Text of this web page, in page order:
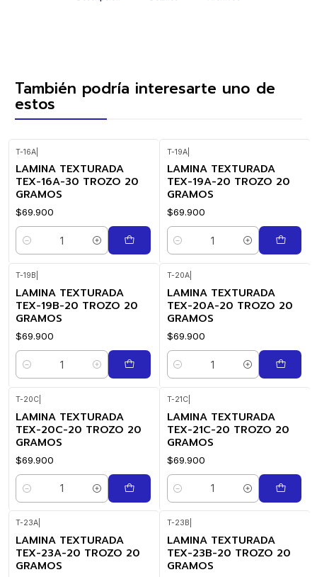
También podría interesarte uno de
estos
T-16A
LAMINA TEXTURADA
TEX-16A-30 TROZO 20
GRAMOS
$69.900
Cantidad
T-19A|
LAMINA TEXTURADA
TEX-19A-20 TROZO 20
GRAMOS
$69.900
Cantidad
T-19B
LAMINA TEXTURADA
TEX-19B-20 TROZO 20
GRAMOS
$69.900
Cantidad
T-20A|
LAMINA TEXTURADA
TEX-20A-20 TROZO 20
GRAMOS
$69.900
Cantidad
T-20C
LAMINA TEXTURADA
TEX-20C-20 TROZO 20
GRAMOS
$69.900
Cantidad
T-21C|
LAMINA TEXTURADA
TEX-21C-20 TROZO 20
GRAMOS
$69.900
Cantidad
T-23A
LAMINA TEXTURADA
TEX-23A-20 TROZO 20
GRAMOS
T-23B
LAMINA TEXTURADA
TEX-23B-20 TROZO 20
GRAMOS